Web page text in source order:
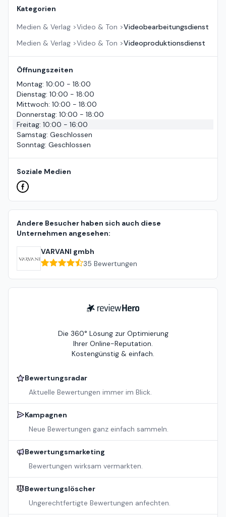
Kategorien
Medien & Verlag >Video & Ton >Videobearbeitungsdienst
Medien & Verlag >Video & Ton >Videoproduktionsdienst
Öffnungszeiten
Montag: 10:00 - 18:00
Dienstag: 10:00 - 18:00
Mittwoch: 10:00 - 18:00
Donnerstag: 10:00 - 18:00
Freitag: 10:00 - 16:00
Samstag: Geschlossen
Sonntag: Geschlossen
Soziale Medien
Andere Besucher haben sich auch diese
Unternehmen angesehen:
VARVANI gmbh
35 Bewertungen
ReviewHero
Die 360° Lösung zur Optimierung
Ihrer Online-Reputation.
Kostengünstig & einfach.
Bewertungsradar
Aktuelle Bewertungen immer im Blick.
Kampagnen
Neue Bewertungen ganz einfach sammeln.
Bewertungsmarketing
Bewertungen wirksam vermarkten.
Bewertungslöscher
Ungerechtfertigte Bewertungen anfechten.